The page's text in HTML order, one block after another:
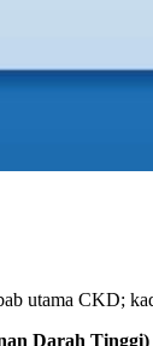
utama CKD;
Darah Tinggi)